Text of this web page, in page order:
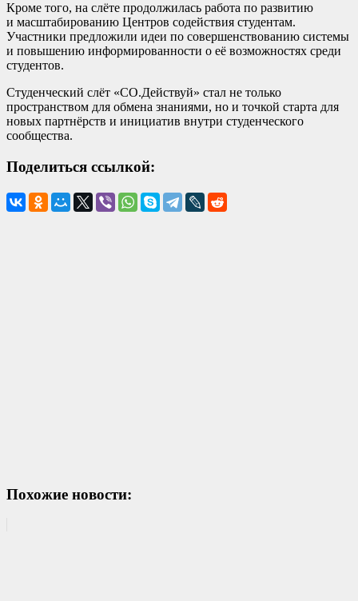
Кроме того, на слёте продолжилась работа по развитию
и масштабированию Центров содействия студентам.
Участники предложили идеи по совершенствованию системы
и повышению информированности о её возможностях среди
студентов.
Студенческий слёт «СО.Действуй» стал не только
пространством для обмена знаниями, но и точкой старта для
новых партнёрств и инициатив внутри студенческого
сообщества.
Поделиться ссылкой:
Похожие новости: